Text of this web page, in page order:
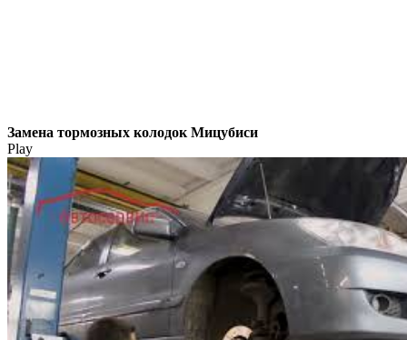
Замена тормозных колодок Мицубиси
Play